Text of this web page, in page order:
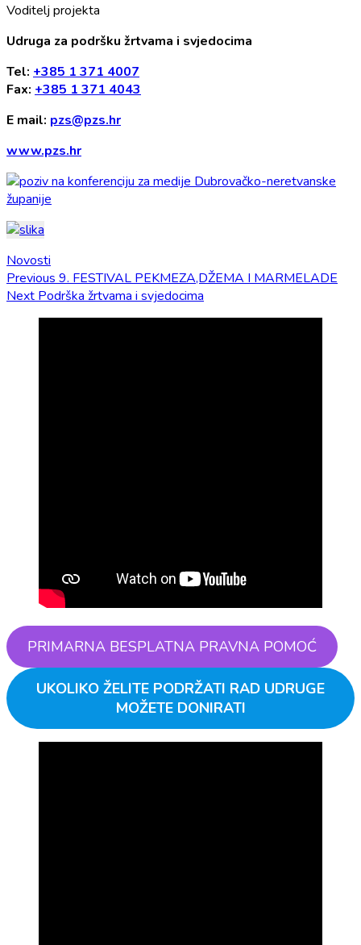
Voditelj projekta
Udruga za podršku žrtvama i svjedocima
Tel: +385 1 371 4007
Fax: +385 1 371 4043
E mail: pzs@pzs.hr
www.pzs.hr
Novosti
Navigacija
objava
Previous Previous
post:
9. FESTIVAL PEKMEZA,DŽEMA I MARMELADE
Next Next
Podrška žrtvama i svjedocima
PRIMARNA BESPLATNA PRAVNA POMOĆ
UKOLIKO ŽELITE PODRŽATI RAD UDRUGE
MOŽETE DONIRATI